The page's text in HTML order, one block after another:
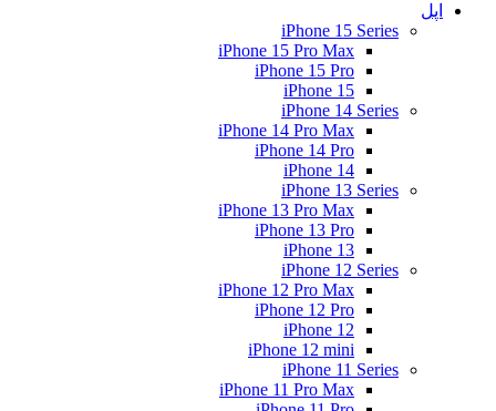
اپل
iPhone 15 Series
iPhone 15 Pro Max
iPhone 15 Pro
iPhone 15
iPhone 14 Series
iPhone 14 Pro Max
iPhone 14 Pro
iPhone 14
iPhone 13 Series
iPhone 13 Pro Max
iPhone 13 Pro
iPhone 13
iPhone 12 Series
iPhone 12 Pro Max
iPhone 12 Pro
iPhone 12
iPhone 12 mini
iPhone 11 Series
iPhone 11 Pro Max